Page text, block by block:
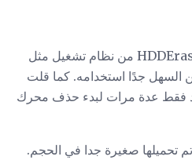
على الرغم من عدم تشغيل HDDErase من نظام تشغيل مثل
من السهل جدًا استخدامه. كما قلت
فقط عدة مرات لبدء حذف محرك
تحميلها صغيرة جدا في الحجم.